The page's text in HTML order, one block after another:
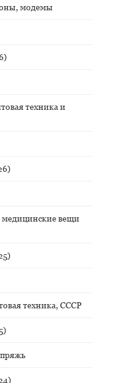
модемы
техника и
медицинские вещи
техника, СССР